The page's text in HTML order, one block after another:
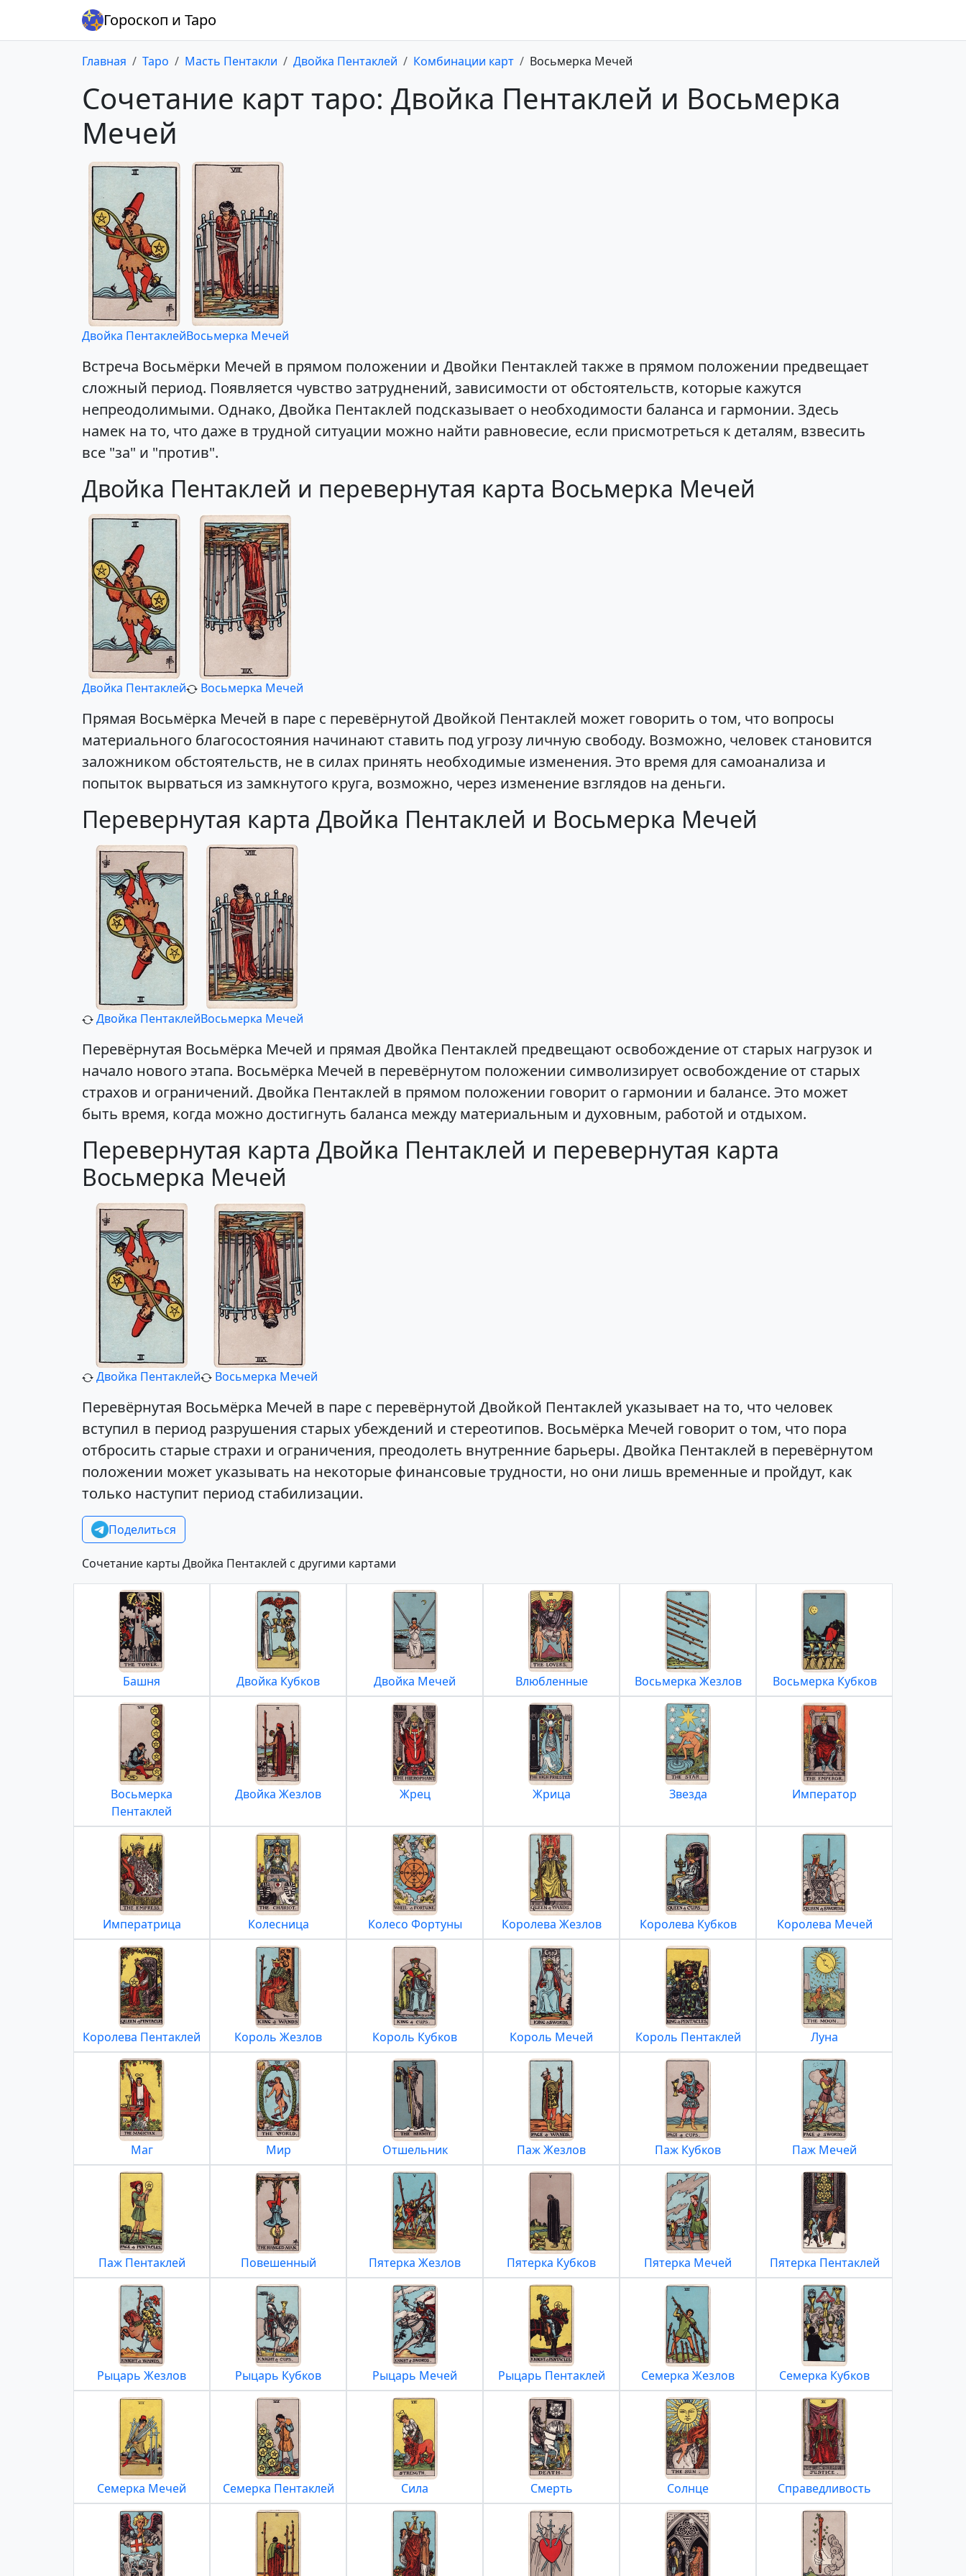
Гороскоп и Таро
Главная Таро Масть Пентакли Двойка Пентаклей Комбинации карт Восьмерка Мечей
Сочетание карт таро: Двойка Пентаклей и Восьмерка
Мечей
Двойка ПентаклейВосьмерка Мечей
Встреча Восьмёрки Мечей в прямом положении и Двойки Пентаклей также в прямом положении предвещает
сложный период. Появляется чувство затруднений, зависимости от обстоятельств, которые кажутся
непреодолимыми. Однако, Двойка Пентаклей подсказывает о необходимости баланса и гармонии. Здесь
намек на то, что даже в трудной ситуации можно найти равновесие, если присмотреться к деталям, взвесить
все "за" и "против".
Двойка Пентаклей и перевернутая карта Восьмерка Мечей
Двойка Пентаклей Восьмерка Мечей
Прямая Восьмёрка Мечей в паре с перевёрнутой Двойкой Пентаклей может говорить о том, что вопросы
материального благосостояния начинают ставить под угрозу личную свободу. Возможно, человек становится
заложником обстоятельств, не в силах принять необходимые изменения. Это время для самоанализа и
попыток вырваться из замкнутого круга, возможно, через изменение взглядов на деньги.
Перевернутая карта Двойка Пентаклей и Восьмерка Мечей
Двойка ПентаклейВосьмерка Мечей
Перевёрнутая Восьмёрка Мечей и прямая Двойка Пентаклей предвещают освобождение от старых нагрузок и
начало нового этапа. Восьмёрка Мечей в перевёрнутом положении символизирует освобождение от старых
страхов и ограничений. Двойка Пентаклей в прямом положении говорит о гармонии и балансе. Это может
быть время, когда можно достигнуть баланса между материальным и духовным, работой и отдыхом.
Перевернутая карта Двойка Пентаклей и перевернутая карта
Восьмерка Мечей
Двойка Пентаклей Восьмерка Мечей
Перевёрнутая Восьмёрка Мечей в паре с перевёрнутой Двойкой Пентаклей указывает на то, что человек
вступил в период разрушения старых убеждений и стереотипов. Восьмёрка Мечей говорит о том, что пора
отбросить старые страхи и ограничения, преодолеть внутренние барьеры. Двойка Пентаклей в перевёрнутом
положении может указывать на некоторые финансовые трудности, но они лишь временные и пройдут, как
только наступит период стабилизации.
Поделиться
Сочетание карты Двойка Пентаклей с другими картами
Башня Двойка Кубков Двойка Мечей Влюбленные Восьмерка Жезлов Восьмерка Кубков
Восьмерка
Пентаклей
Двойка Жезлов Жрец Жрица Звезда Император
Императрица Колесница Колесо Фортуны Королева Жезлов Королева Кубков Королева Мечей
Королева Пентаклей Король Жезлов Король Кубков Король Мечей Король Пентаклей Луна
Маг Мир Отшельник Паж Жезлов Паж Кубков Паж Мечей
Паж Пентаклей Повешенный Пятерка Жезлов Пятерка Кубков Пятерка Мечей Пятерка Пентаклей
Рыцарь Жезлов Рыцарь Кубков Рыцарь Мечей Рыцарь Пентаклей Семерка Жезлов Семерка Кубков
Семерка Мечей Семерка Пентаклей Сила Смерть Солнце Справедливость